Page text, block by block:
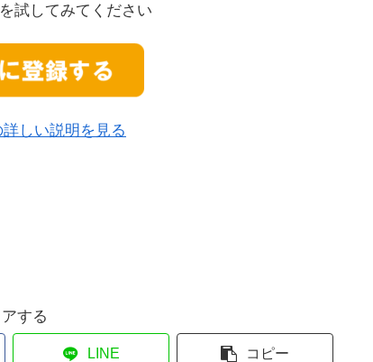
試してみてください
しい説明を見る
する
LINE コピー